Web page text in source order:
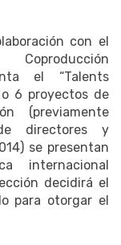
con el
el “Talents
6 proyectos de
(previamente
directores y
se presentan
internacional
decidirá el
para otorgar el